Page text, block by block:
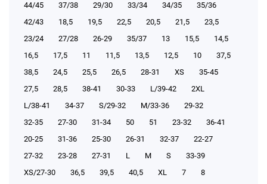
44/45
37/38 29/30 33/34 34/35
35/36
42/43
18,5 19,5 22,5 20,5 21,5
23,5
23/24
27/28 26-29 35/37 13 15,5
14,5
16,5
17,5 11 11,5 13,5 12,5 10
37,5
38,5
24,5 25,5 26,5 28-31 XS
35-45
27,5
28,5 38-41 30-33 L/39-42
2XL
L/38-41
34-37 S/29-32 М/33-36
29-32
32-35
27-30 31-34 50 51 23-32
36-41
20-25
31-36 25-30 26-31 32-37
22-27
27-32
23-28 27-31 L M S
33-39
XS/27-30
36,5 39,5 40,5 XL 7
8